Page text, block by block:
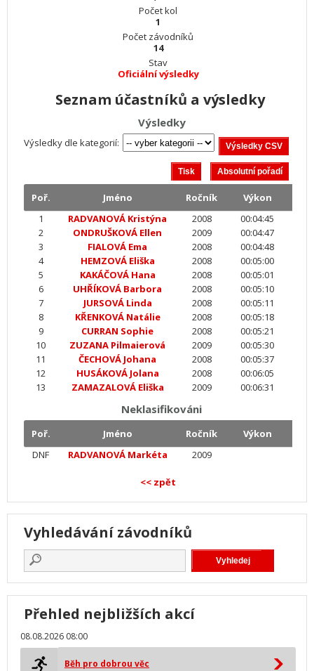
Počet kol
1
Počet závodníků
14
Stav
Oficiální výsledky
Seznam účastníků a výsledky
Výsledky
Výsledky dle kategorií:
Poř. Jméno Ročník
Výkon
1
RADVANOVÁ Kristýna 2008
00:04:45
2
ONDRUŠKOVÁ Ellen 2009
00:04:47
3
FIALOVÁ Ema 2008
00:04:48
4
HEMZOVÁ Eliška 2008
00:05:00
5
KAKÁČOVÁ Hana 2008
00:05:01
6
UHŘÍKOVÁ Barbora 2008
00:05:10
7
JURSOVÁ Linda 2008
00:05:11
8
KŘENKOVÁ Natálie 2008
00:05:18
9
CURRAN Sophie 2008
00:05:21
10
ZUZANA Pilmaierová 2009
00:05:30
11
ČECHOVÁ Johana 2008
00:05:37
12
HUSÁKOVÁ Jolana 2008
00:06:05
13
ZAMAZALOVÁ Eliška 2009 00:06:31
Neklasifikováni
Poř. Jméno Ročník
Výkon
DNF
RADVANOVÁ Markéta 2009
<< zpět
Vyhledávání závodníků
Přehled nejbližších akcí
08.08.2026 08:00
Běh pro dobrou věc